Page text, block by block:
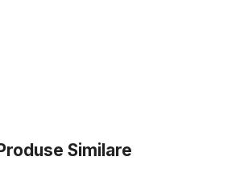
Similare